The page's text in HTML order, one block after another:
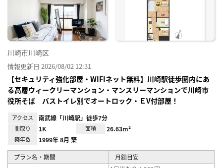
川崎市川崎区
情報更新日 2026/08/02 12:31
【セキュリティ強化部屋・WIFIネット無料】川崎駅徒歩圏内にあ
る高層ウィークリーマンション・マンスリーマンションで川崎市
役所そば バストイレ別でオートロック・ＥV付部屋！
アクセス 南武線「川崎駅」徒歩7分
間取り 1K 面積 26.63m²
築年数 1999年 8月 築
プラン名・期間
月額目安